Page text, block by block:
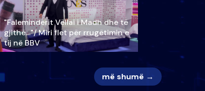
"Faleminderit Vëllai i Madh dhe të
gjithë…"/ Miri flet për rrugëtimin e
tij në BBV
më shumë →